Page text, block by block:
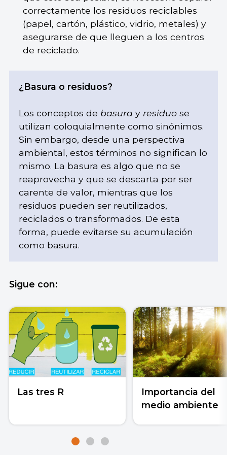
correctamente los residuos reciclables
(papel, cartón, plástico, vidrio, metales) y
asegurarse de que lleguen a los centros
de reciclado.
¿Basura o residuos?
Los conceptos de basuray residuose
utilizan coloquialmente como sinónimos.
Sin embargo, desde una perspectiva
ambiental, estos términos no significan lo
mismo. La basura es algo que no se
reaprovecha y que se descarta por ser
carente de valor, mientras que los
residuos pueden ser reutilizados,
reciclados o transformados. De esta
forma, puede evitarse su acumulación
como basura.
Sigue con:
Las tres R
Importancia del
medio ambiente